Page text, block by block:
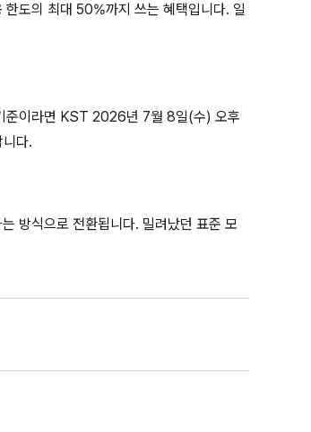
도의 최대 50%까지 쓰는 혜택입니다. 일
준이라면 KST 2026년 7월 8일(수) 오후
다.
방식으로 전환됩니다. 밀려났던 표준 모